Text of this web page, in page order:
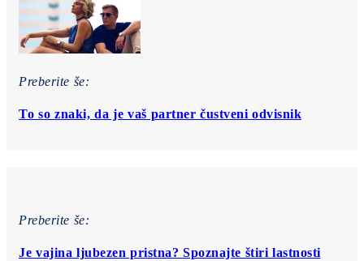
Preberite še:
To so znaki, da je vaš partner čustveni odvisnik
Preberite še:
Je vajina ljubezen pristna? Spoznajte štiri lastnosti